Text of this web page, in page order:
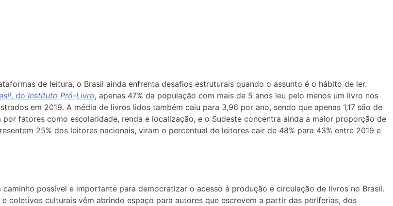
de leitura, o Brasil ainda enfrenta desafios estruturais quando o assunto é o hábito de ler.
, do Instituto Pró-Livro, apenas 47% da população com mais de 5 anos leu pelo menos um livro nos
em 2019. A média de livros lidos também caiu para 3,96 por ano, sendo que apenas 1,17 são de
fatores como escolaridade, renda e localização, e o Sudeste concentra ainda a maior proporção de
25% dos leitores nacionais, viram o percentual de leitores cair de 48% para 43% entre 2019 e
possível e importante para democratizar o acesso à produção e circulação de livros no Brasil.
coletivos culturais vêm abrindo espaço para autores que escrevem a partir das periferias, dos